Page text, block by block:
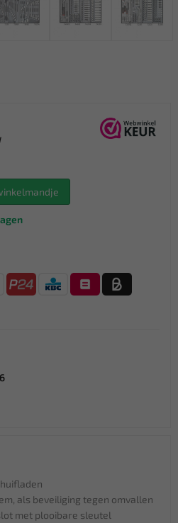
als beveiliging tegen omvallen
met plooibare sleutel